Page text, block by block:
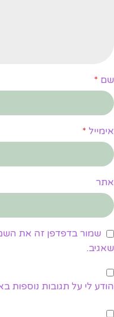
שם *
אימייל *
אתר
שמור בדפדפן זה את
שאגיב.
הודע לי על תגובות נוספות